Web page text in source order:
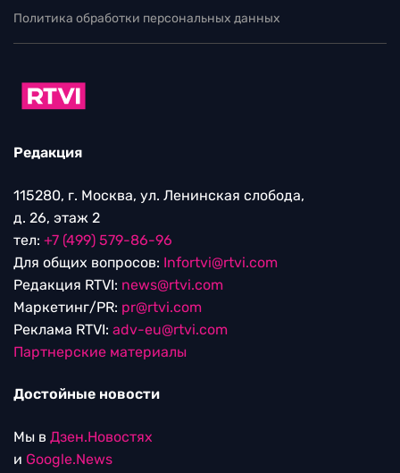
Политика обработки персональных данных
Редакция
115280, г. Москва, ул. Ленинская слобода,
д. 26, этаж 2
тел: +7 (499) 579-86-96
Для общих вопросов: Infortvi@rtvi.com
Редакция RTVI: news@rtvi.com
Маркетинг/PR: pr@rtvi.com
Реклама RTVI: adv-eu@rtvi.com
Партнерские материалы
Достойные новости
Мы в Дзен.Новостях
и Google.News